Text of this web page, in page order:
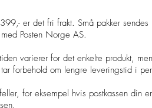
er det fri frakt. Små pakker sendes
Posten Norge AS.
varierer for det enkelte produkt,
forbehold om lengre leveringstid i
for eksempel hvis postkassen din